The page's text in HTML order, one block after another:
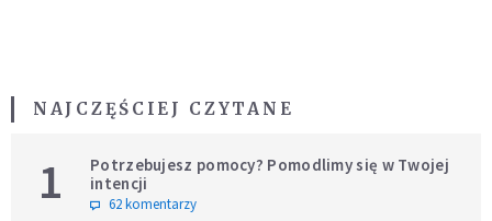
NAJCZĘŚCIEJ CZYTANE
1
Potrzebujesz pomocy? Pomodlimy się w Twojej
intencji
62 komentarzy